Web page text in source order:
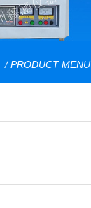
/ PRODUCT MENU